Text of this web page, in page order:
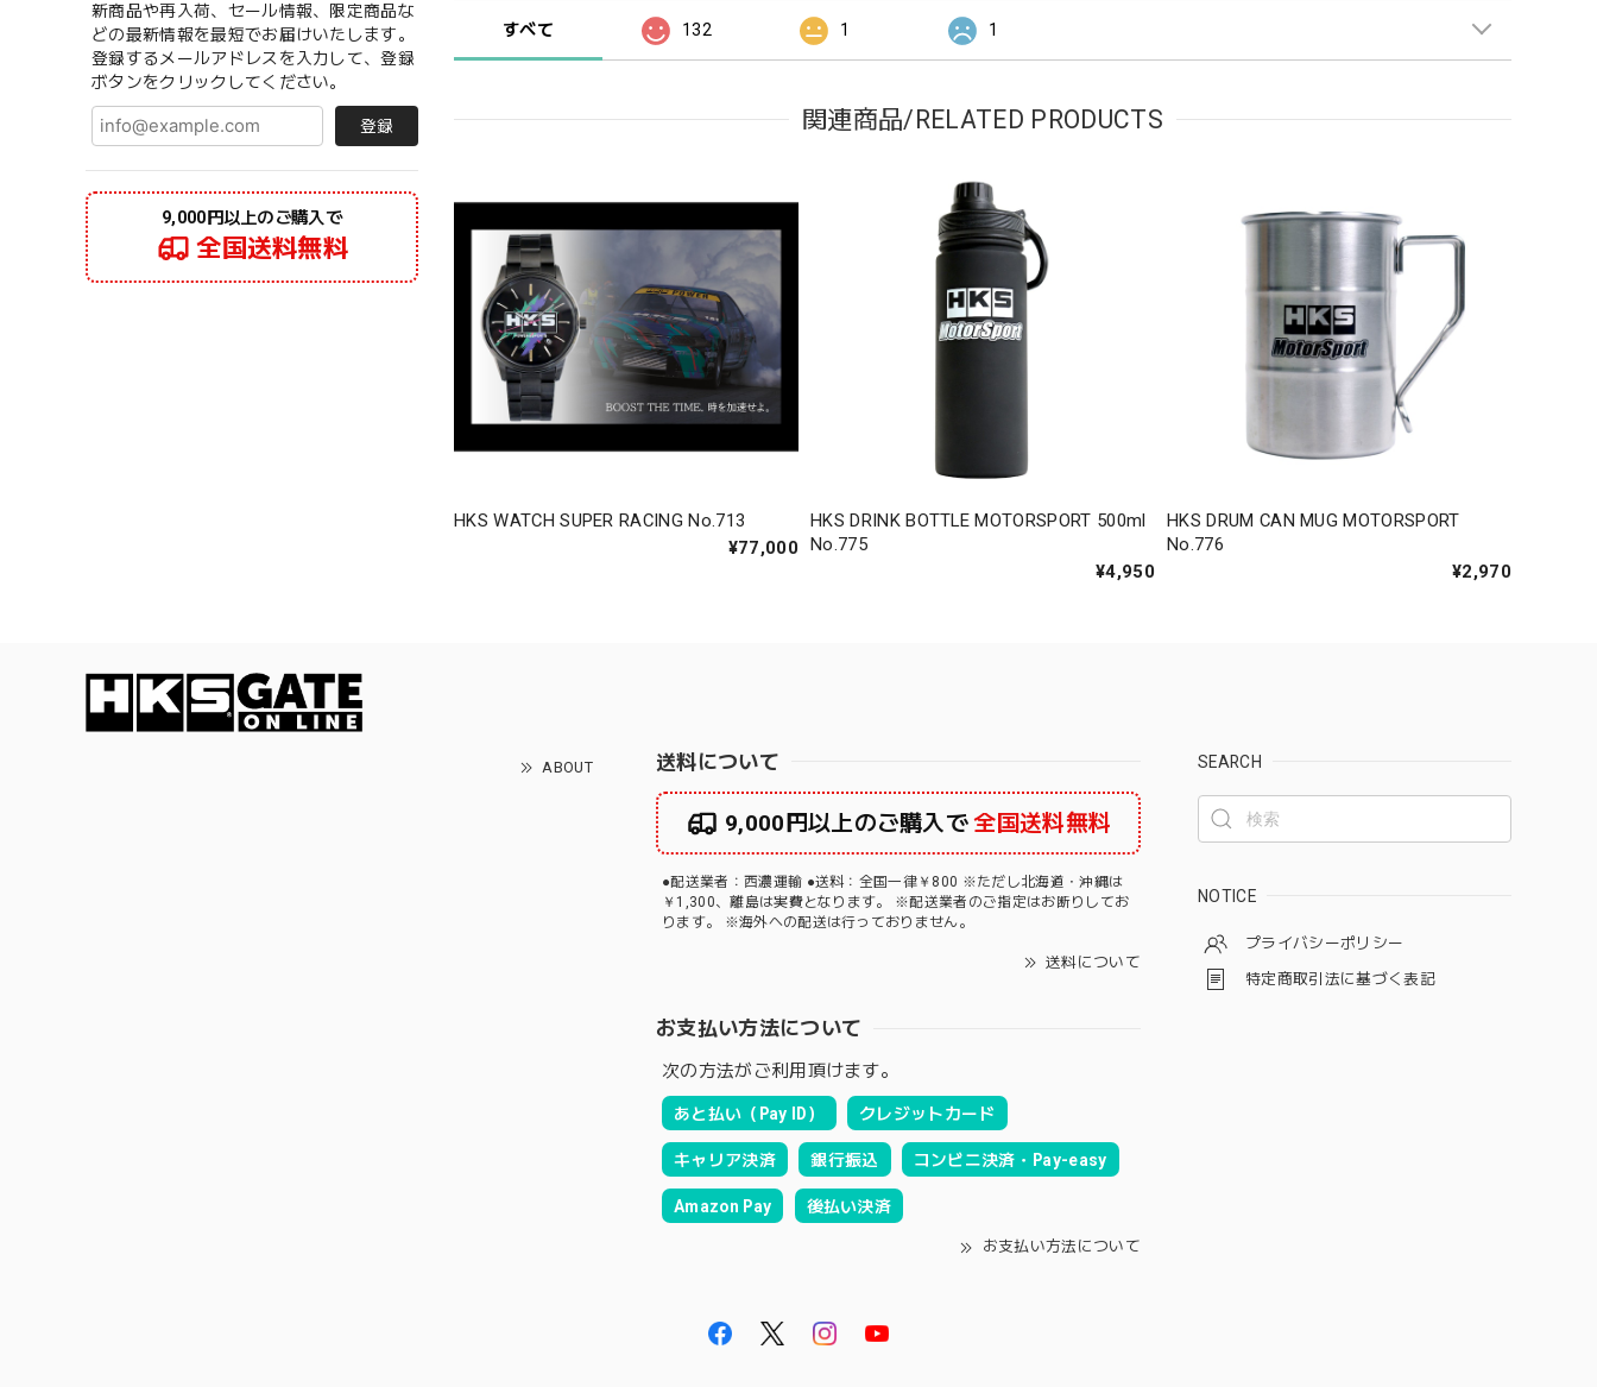
新商品や再入荷、セール情報、限定商品な
どの最新情報を最短でお届けいたします。
登録するメールアドレスを入力して、登録
ボタンをクリックしてください。
登録
9,000円以上のご購入で
全国送料無料
すべて 132 1 1
関連商品/RELATED PRODUCTS
HKS WATCH SUPER RACING No.713
¥77,000
HKS DRINK BOTTLE MOTORSPORT 500ml
No.775
¥4,950
HKS DRUM CAN MUG MOTORSPORT
No.776
¥2,970
ABOUT 送料について
9,000円以上のご購入で全国送料無料
●配送業者：西濃運輸 ●送料：全国一律￥800 ※ただし北海道・沖縄は
￥1,300、離島は実費となります。 ※配送業者のご指定はお断りしてお
ります。 ※海外への配送は行っておりません。
送料について
お支払い方法について
次の方法がご利用頂けます。
あと払い（Pay ID） クレジットカード
キャリア決済 銀行振込 コンビニ決済・Pay-easy
Amazon Pay 後払い決済
お支払い方法について
SEARCH
NOTICE
プライバシーポリシー
特定商取引法に基づく表記